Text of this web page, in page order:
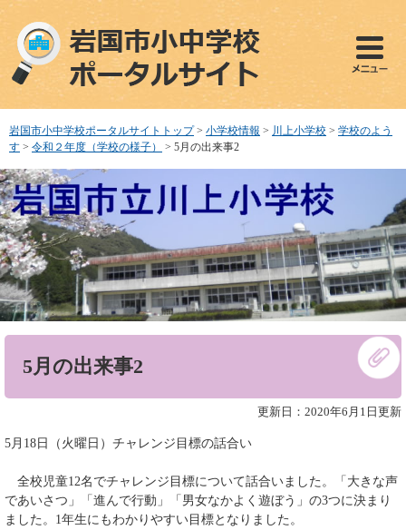
ペ
で
す
メ
ば
し
本
文
へ
岩国市小中学校ポータルサイトトップ > 小学校情報 > 川上小学校 > 学校のよう
す > 令和２年度（学校の様子） > 5月の出来事2
5月の出来事2
更新日：2020年6月1日更新
5月18日（火曜日）チャレンジ目標の話合い
全校児童12名でチャレンジ目標について話合いました。「大きな声
であいさつ」「進んで行動」「男女なかよく遊ぼう」の3つに決まり
ました。1年生にもわかりやすい目標となりました。